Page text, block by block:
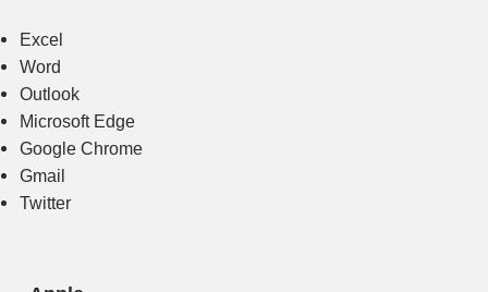
Excel
Word
Outlook
Microsoft Edge
Google Chrome
Gmail
Twitter